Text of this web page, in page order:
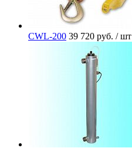
CWL-200 39 720 руб. / шт